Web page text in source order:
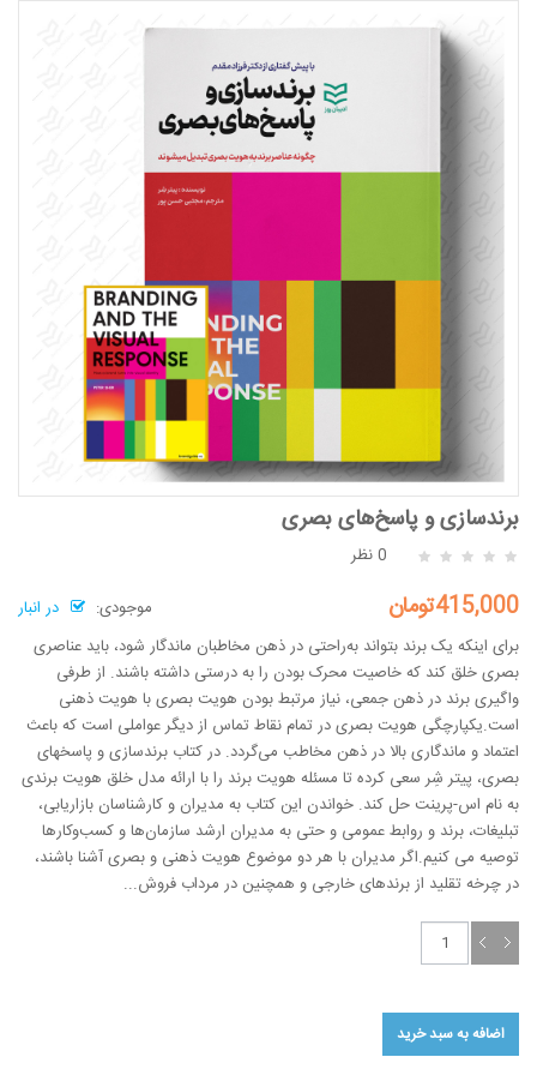
برندسازی و پاسخ‌های بصری
0 نظر
415,000تومان موجودی:
در انبار
برای اینکه یک برند بتواند به‌راحتی در ذهن مخاطبان ماندگار شود، باید عناصری
بصری خلق کند که خاصیت محرک بودن را به درستی داشته باشند. از طرفی
واگیری برند در ذهن جمعی، نیاز مرتبط بودن هویت بصری با هویت ذهنی
است.یکپارچگی هویت بصری در تمام نقاط تماس از دیگر عواملی است که باعث
اعتماد و ماندگاری بالا در ذهن مخاطب می‌گردد. در کتاب برندسازی و پاسخهای
بصری، پیتر شِر سعی کرده تا مسئله هویت برند را با ارائه مدل خلق هویت برندی
به نام اس-پرینت حل کند. خواندن این کتاب به مدیران و کارشناسان بازاریابی،
تبلیغات، برند و روابط عمومی و حتی به مدیران ارشد سازمان‌ها و کسب‌وکارها
توصیه می کنیم.اگر مدیران با هر دو موضوع هویت ذهنی و بصری آشنا باشند،
در چرخه تقلید از برندهای خارجی و همچنین در مرداب فروش...